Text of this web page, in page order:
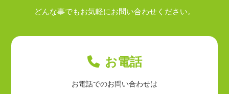
どんな事でもお気軽にお問い合わせください。
お電話
お電話でのお問い合わせは